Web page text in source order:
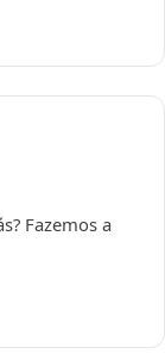
Fazemos a